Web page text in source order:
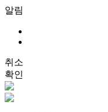
알림
취소
확인